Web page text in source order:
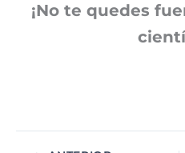
¡No te quedes